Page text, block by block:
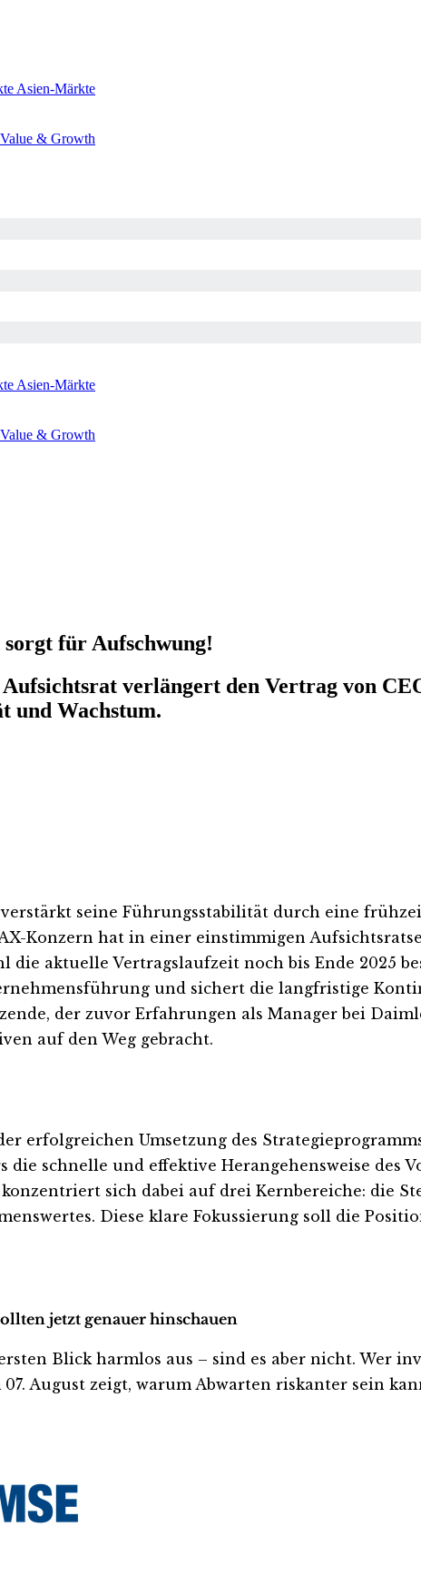
Asien-Märkte
Value & Growth
Asien-Märkte
Value & Growth
für Aufschwung!
verlängert den Vertrag von
und Wachstum.
seine Führungsstabilität durch eine
Konzern hat in einer einstimmigen
die aktuelle Vertragslaufzeit noch bis Ende 2025
und sichert die langfristige
der zuvor Erfahrungen als Manager bei
auf den Weg gebracht.
erfolgreichen Umsetzung des
schnelle und effektive Herangehensweise des
sich dabei auf drei Kernbereiche: die
Diese klare Fokussierung soll die
jetzt genauer hinschauen
Blick harmlos aus – sind es aber nicht. Wer
August zeigt, warum Abwarten riskanter sein